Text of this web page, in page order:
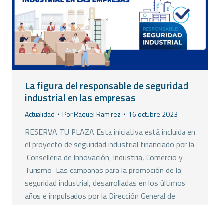
La figura del responsable de seguridad
industrial en las empresas
Actualidad PorRaquel Ramirez 16 octubre 2023
RESERVA TU PLAZA Esta iniciativa está incluida en
el proyecto de seguridad industrial financiado por la
Conselleria de Innovación, Industria, Comercio y
Turismo Las campañas para la promoción de la
seguridad industrial, desarrolladas en los últimos
años e impulsados por la Dirección General de